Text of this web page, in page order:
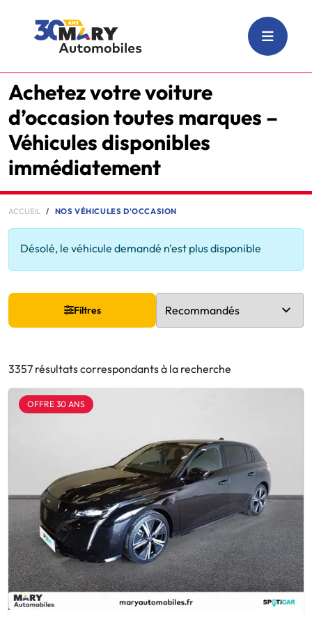
Achetez votre voiture
d’occasion toutes marques –
Véhicules disponibles
immédiatement
ACCUEIL NOS VÉHICULES D'OCCASION
Désolé, le véhicule demandé n'est plus disponible
Filtres
3357 résultats correspondants à la recherche
OFFRE 30 ANS